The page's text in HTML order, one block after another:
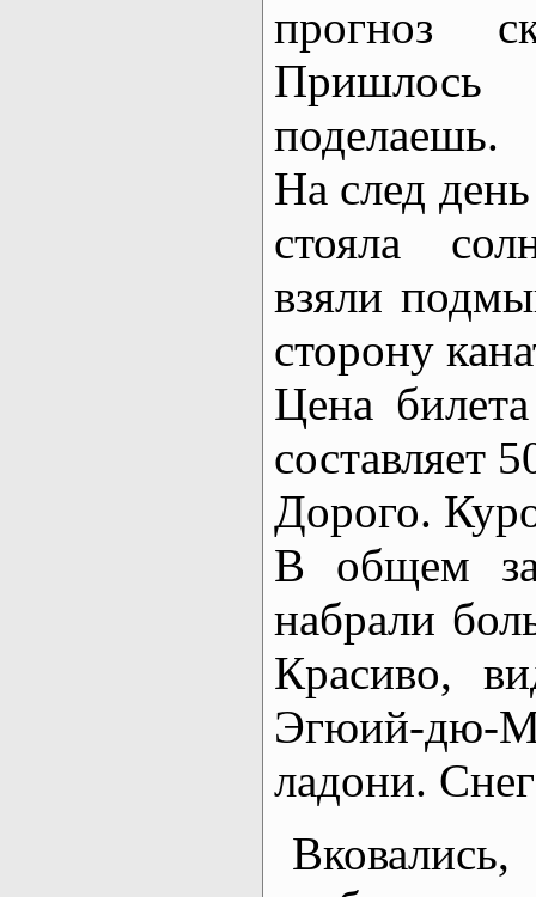
прогноз
поделаешь.
На след
стояла
взяли
сторону
Цена
составляет
Дорого.
В общем
набрали
Красиво,
Эгюий-дю-
ладони.